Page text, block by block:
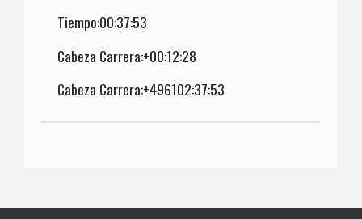
Tiempo:00:37:53
Cabeza Carrera:+00:12:28
Cabeza Carrera:+496102:37:53